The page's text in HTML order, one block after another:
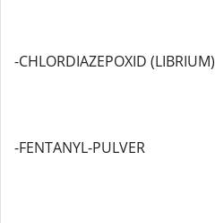
-CHLORDIAZEPOXID (LIBRIUM)
-FENTANYL-PULVER